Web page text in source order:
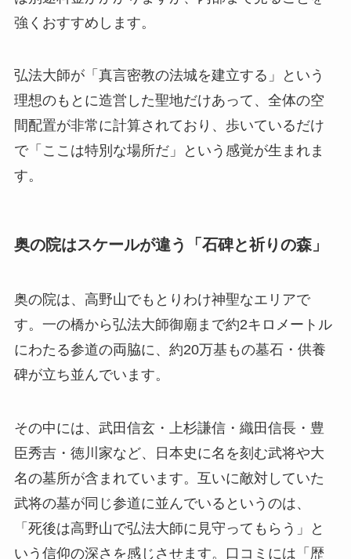
強くおすすめします。
弘法大師が「真言密教の法城を建立する」という
理想のもとに造営した聖地だけあって、全体の空
間配置が非常に計算されており、歩いているだけ
で「ここは特別な場所だ」という感覚が生まれま
す。
奥の院はスケールが違う「石碑と祈りの森」
奥の院は、高野山でもとりわけ神聖なエリアで
す。一の橋から弘法大師御廟まで約2キロメートル
にわたる参道の両脇に、約20万基もの墓石・供養
碑が立ち並んでいます。
その中には、武田信玄・上杉謙信・織田信長・豊
臣秀吉・徳川家など、日本史に名を刻む武将や大
名の墓所が含まれています。互いに敵対していた
武将の墓が同じ参道に並んでいるというのは、
「死後は高野山で弘法大師に見守ってもらう」と
いう信仰の深さを感じさせます。口コミには「歴